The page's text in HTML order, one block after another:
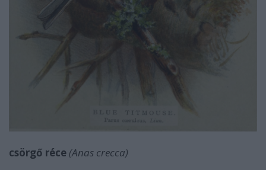
csörgő réce (Anas crecca)